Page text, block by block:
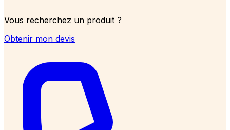
Vous recherchez un produit ?
Obtenir mon devis